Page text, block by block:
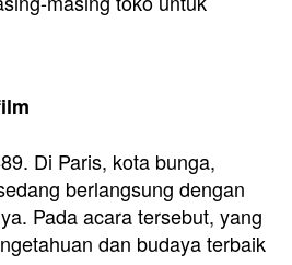
Di Paris, kota bunga,
berlangsung dengan
Pada acara tersebut, yang
dan budaya terbaik